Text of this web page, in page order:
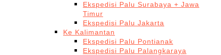
Ekspedisi Palu Surabaya + Jawa
Timur
Ekspedisi Palu Jakarta
Ke Kalimantan
Ekspedisi Palu Pontianak
Ekspedisi Palu Palangkaraya